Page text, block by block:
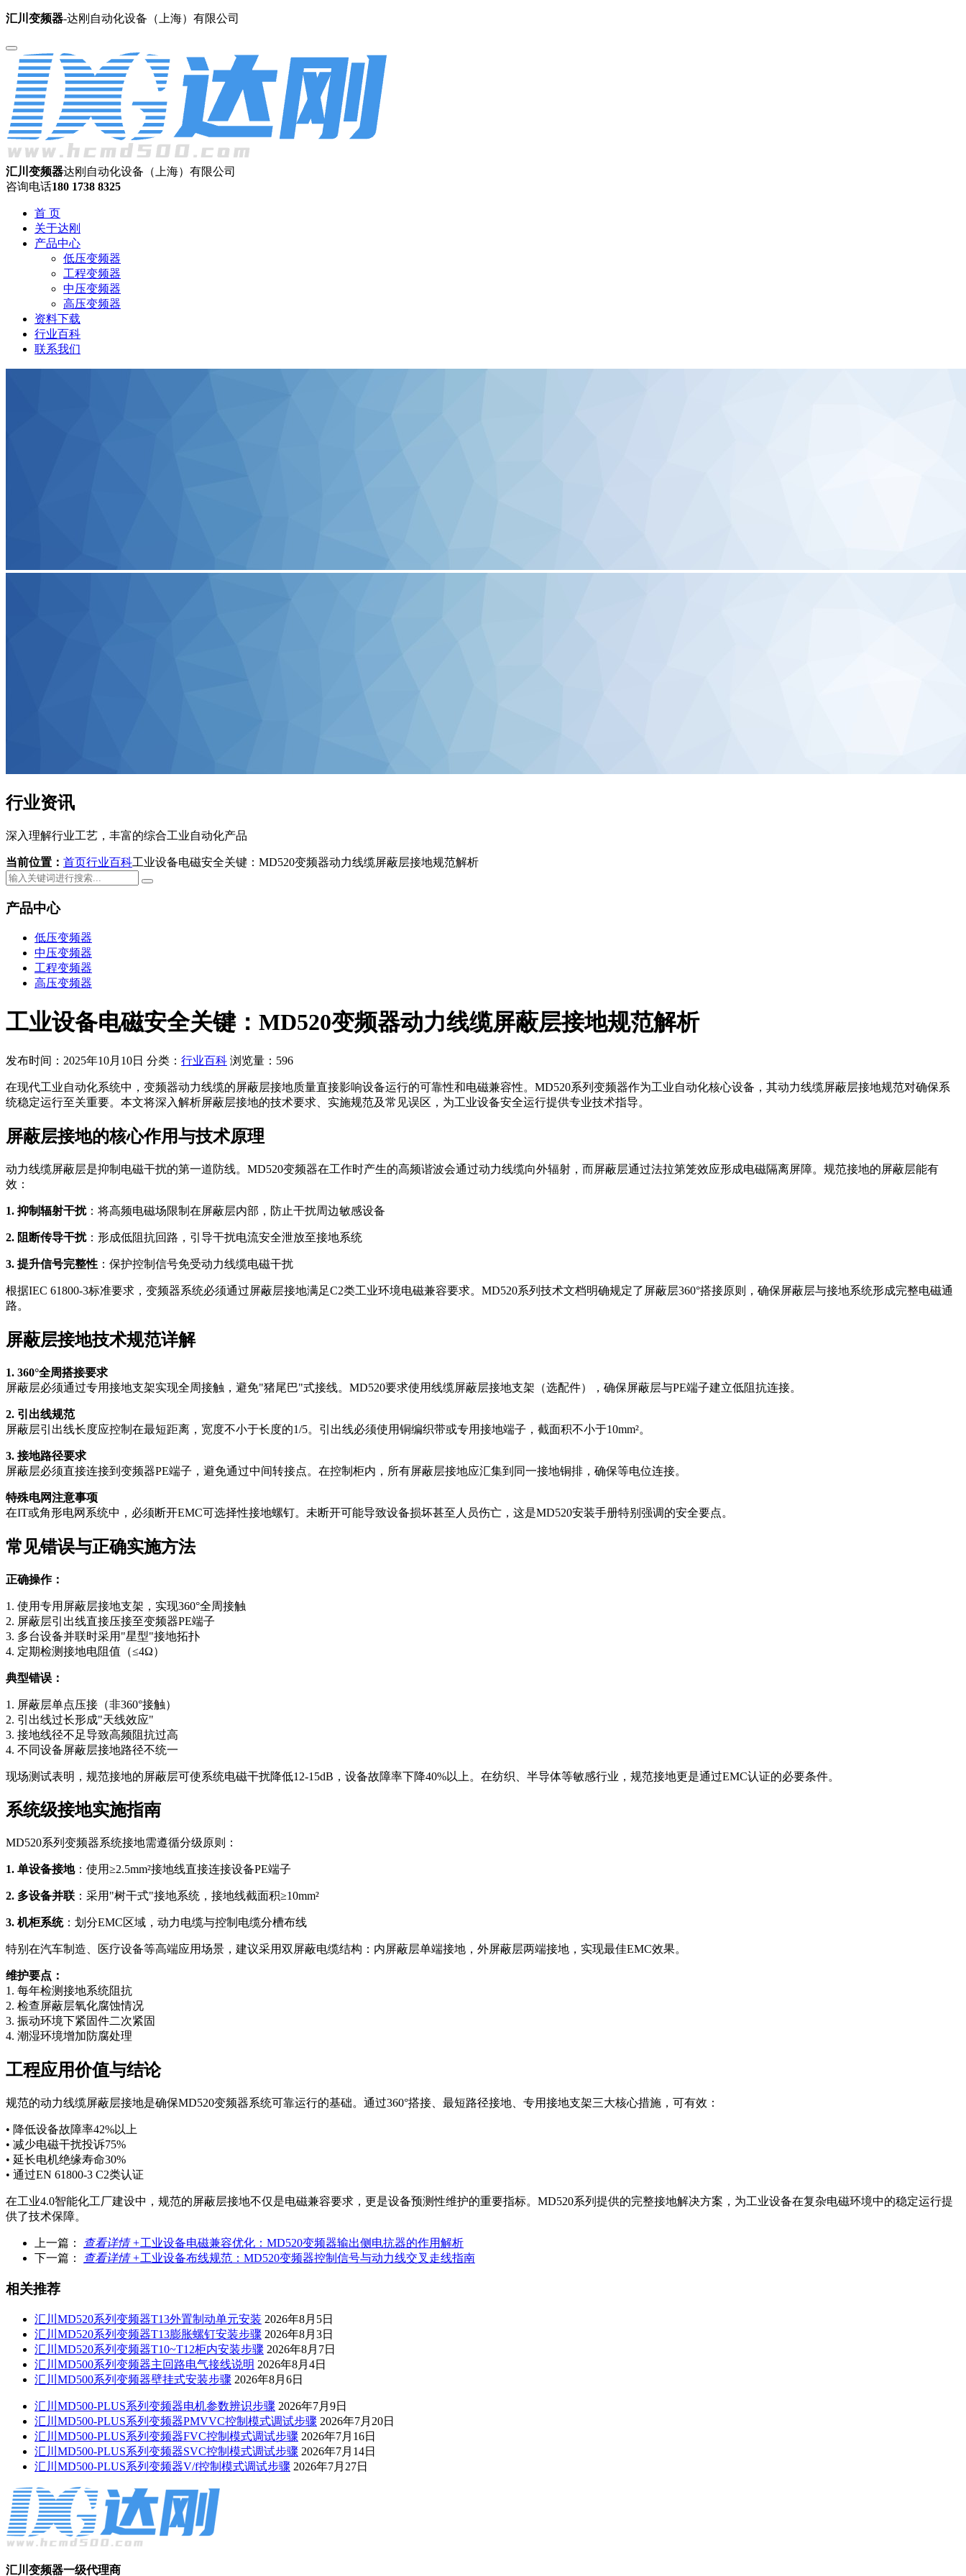
汇川变频器-达刚自动化设备（上海）有限公司
汇川变频器达刚自动化设备（上海）有限公司
咨询电话180 1738 8325
首 页
关于达刚
产品中心
低压变频器
工程变频器
中压变频器
高压变频器
资料下载
行业百科
联系我们
行业资讯
深入理解行业工艺，丰富的综合工业自动化产品
当前位置： 首页行业百科工业设备电磁安全关键：MD520变频器动力线缆屏蔽层接地规范解析
产品中心
低压变频器
中压变频器
工程变频器
高压变频器
工业设备电磁安全关键：MD520变频器动力线缆屏蔽层接地规范解析
发布时间：2025年10月10日 分类： 行业百科 浏览量：596
在现代工业自动化系统中，变频器动力线缆的屏蔽层接地质量直接影响设备运行的可靠性和电磁兼容性。MD520系列变频器作为工业自动化核心设备，其动力线缆屏蔽层接地规范对确保系
统稳定运行至关重要。本文将深入解析屏蔽层接地的技术要求、实施规范及常见误区，为工业设备安全运行提供专业技术指导。
屏蔽层接地的核心作用与技术原理
动力线缆屏蔽层是抑制电磁干扰的第一道防线。MD520变频器在工作时产生的高频谐波会通过动力线缆向外辐射，而屏蔽层通过法拉第笼效应形成电磁隔离屏障。规范接地的屏蔽层能有
效：
1. 抑制辐射干扰：将高频电磁场限制在屏蔽层内部，防止干扰周边敏感设备
2. 阻断传导干扰：形成低阻抗回路，引导干扰电流安全泄放至接地系统
3. 提升信号完整性 ：保护控制信号免受动力线缆电磁干扰
根据IEC 61800-3标准要求，变频器系统必须通过屏蔽层接地满足C2类工业环境电磁兼容要求。MD520系列技术文档明确规定了屏蔽层360°搭接原则，确保屏蔽层与接地系统形成完整电磁通
路。
屏蔽层接地技术规范详解
1. 360°全周搭接要求
屏蔽层必须通过专用接地支架实现全周接触，避免"猪尾巴"式接线。MD520要求使用线缆屏蔽层接地支架（选配件），确保屏蔽层与PE端子建立低阻抗连接。
2. 引出线规范
屏蔽层引出线长度应控制在最短距离，宽度不小于长度的1/5。引出线必须使用铜编织带或专用接地端子，截面积不小于10mm²。
3. 接地路径要求
屏蔽层必须直接连接到变频器PE端子，避免通过中间转接点。在控制柜内，所有屏蔽层接地应汇集到同一接地铜排，确保等电位连接。
特殊电网注意事项
在IT或角形电网系统中，必须断开EMC可选择性接地螺钉。未断开可能导致设备损坏甚至人员伤亡，这是MD520安装手册特别强调的安全要点。
常见错误与正确实施方法
正确操作：
1. 使用专用屏蔽层接地支架，实现360°全周接触
2. 屏蔽层引出线直接压接至变频器PE端子
3. 多台设备并联时采用"星型"接地拓扑
4. 定期检测接地电阻值（≤4Ω）
典型错误：
1. 屏蔽层单点压接（非360°接触）
2. 引出线过长形成"天线效应"
3. 接地线径不足导致高频阻抗过高
4. 不同设备屏蔽层接地路径不统一
现场测试表明，规范接地的屏蔽层可使系统电磁干扰降低12-15dB，设备故障率下降40%以上。在纺织、半导体等敏感行业，规范接地更是通过EMC认证的必要条件。
系统级接地实施指南
MD520系列变频器系统接地需遵循分级原则：
1. 单设备接地：使用≥2.5mm²接地线直接连接设备PE端子
2. 多设备并联 ：采用"树干式"接地系统，接地线截面积≥10mm²
3. 机柜系统：划分EMC区域，动力电缆与控制电缆分槽布线
特别在汽车制造、医疗设备等高端应用场景，建议采用双屏蔽电缆结构：内屏蔽层单端接地，外屏蔽层两端接地，实现最佳EMC效果。
维护要点：
1. 每年检测接地系统阻抗
2. 检查屏蔽层氧化腐蚀情况
3. 振动环境下紧固件二次紧固
4. 潮湿环境增加防腐处理
工程应用价值与结论
规范的动力线缆屏蔽层接地是确保MD520变频器系统可靠运行的基础。通过360°搭接、最短路径接地、专用接地支架三大核心措施，可有效：
• 降低设备故障率42%以上
• 减少电磁干扰投诉75%
• 延长电机绝缘寿命30%
• 通过EN 61800-3 C2类认证
在工业4.0智能化工厂建设中，规范的屏蔽层接地不仅是电磁兼容要求，更是设备预测性维护的重要指标。MD520系列提供的完整接地解决方案，为工业设备在复杂电磁环境中的稳定运行提
供了技术保障。
上一篇： 查看详情 +工业设备电磁兼容优化：MD520变频器输出侧电抗器的作用解析
下一篇：
查看详情 +工业设备布线规范：MD520变频器控制信号与动力线交叉走线指南
相关推荐
汇川MD520系列变频器T13外置制动单元安装 2026年8月5日
汇川MD520系列变频器T13膨胀螺钉安装步骤 2026年8月3日
汇川MD520系列变频器T10~T12柜内安装步骤 2026年8月7日
汇川MD500系列变频器主回路电气接线说明 2026年8月4日
汇川MD500系列变频器壁挂式安装步骤 2026年8月6日
汇川MD500-PLUS系列变频器电机参数辨识步骤 2026年7月9日
汇川MD500-PLUS系列变频器PMVVC控制模式调试步骤 2026年7月20日
汇川MD500-PLUS系列变频器FVC控制模式调试步骤 2026年7月16日
汇川MD500-PLUS系列变频器SVC控制模式调试步骤 2026年7月14日
汇川MD500-PLUS系列变频器V/f控制模式调试步骤 2026年7月27日
汇川变频器一级代理商